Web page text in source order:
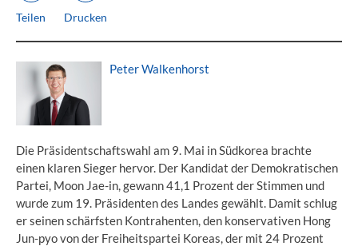
Teilen Drucken
Peter Walkenhorst
Die Präsidentschaftswahl am 9. Mai in Südkorea brachte
einen klaren Sieger hervor. Der Kandidat der Demokratischen
Partei, Moon Jae-in, gewann 41,1 Prozent der Stimmen und
wurde zum 19. Präsidenten des Landes gewählt. Damit schlug
er seinen schärfsten Kontrahenten, den konservativen Hong
Jun-pyo von der Freiheitspartei Koreas, der mit 24 Prozent